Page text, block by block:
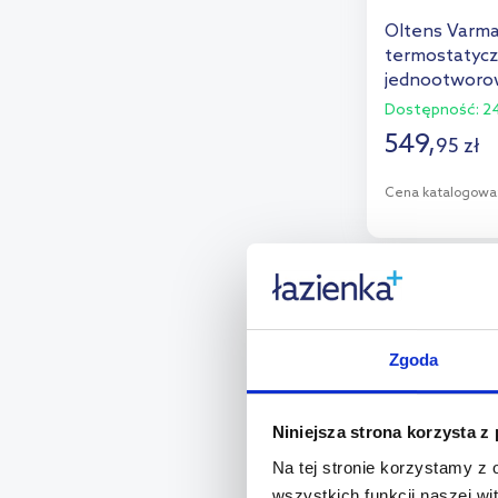
Zgoda
Niniejsza strona korzysta z
Na tej stronie korzystamy z
Oltens
55906400
Dostępność:
549,95 zł
Cena katalogowa: